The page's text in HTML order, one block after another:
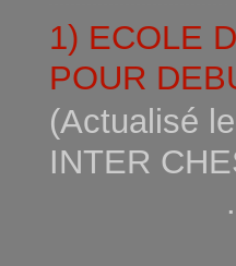
1) ECOLE
POUR
(Actualisé
INTER